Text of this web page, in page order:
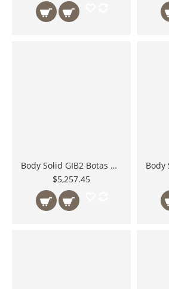
Body Solid GIB2 Botas para Inversion
$5,257.45